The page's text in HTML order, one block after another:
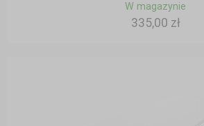
W magazynie
335,00 zł